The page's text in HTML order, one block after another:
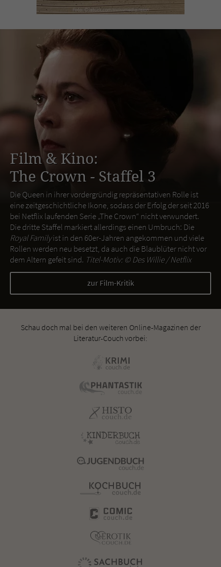
Film & Kino:
The Crown - Staffel 3
Die Queen in ihrer vordergründig repräsentativen Rolle ist
eine zeitgeschichtliche Ikone, sodass der Erfolg der seit 2016
bei Netflix laufenden Serie „The Crown“ nicht verwundert.
Die dritte Staffel markiert allerdings einen Umbruch: Die
Royal Familyist in den 60er-Jahren angekommen und viele
Rollen werden neu besetzt, da auch die Blaublüter nicht vor
dem Altern gefeit sind. Titel-Motiv: ©Des Willie / Netflix
zur Film-Kritik
Schau doch mal bei den weiteren Online-Magazinen der
Literatur-Couch vorbei: